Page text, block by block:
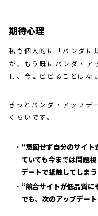
期待心理
私も個人的に「パンダに
が、もう既にパンダ・ア
し、今更ビビることはな
きっとパンダ・アップデ
くらいです。
“意図せず自分のサイト
ていても今までは問題
デートで抵触してしま
“競合サイトが低品質に
でも、次のアップデー